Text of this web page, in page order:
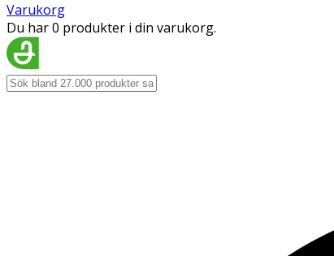
Varukorg
Du har 0 produkter i din varukorg.